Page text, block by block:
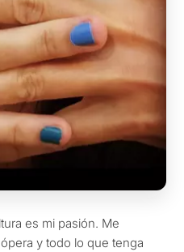
es mi pasión. Me
y todo lo que tenga